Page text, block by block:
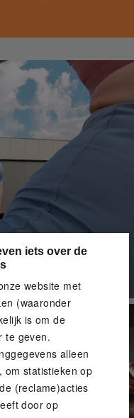
iets over de
website met
(waaronder
is om de
te geven.
alleen
om statistieken op
(reclame)acties
door op